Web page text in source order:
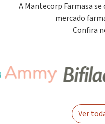
A Mantecorp Farmasa
mercado
Confira
Ver